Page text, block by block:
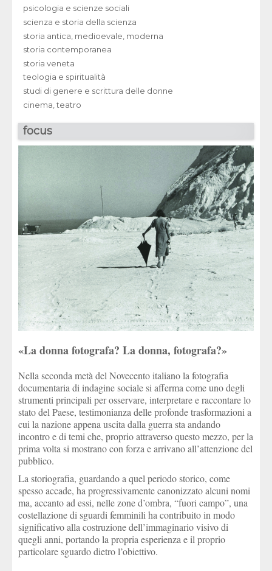
psicologia e scienze sociali
scienza e storia della scienza
storia antica, medioevale, moderna
storia contemporanea
storia veneta
teologia e spiritualità
studi di genere e scrittura delle donne
cinema, teatro
focus
«La donna fotografa? La donna, fotografa?»
Nella seconda metà del Novecento italiano la fotografia
documentaria di indagine sociale si afferma come uno degli
strumenti principali per osservare, interpretare e raccontare lo
stato del Paese, testimonianza delle profonde trasformazioni a
cui la nazione appena uscita dalla guerra sta andando
incontro e di temi che, proprio attraverso questo mezzo, per la
prima volta si mostrano con forza e arrivano all’attenzione del
pubblico.
La storiografia, guardando a quel periodo storico, come
spesso accade, ha progressivamente canonizzato alcuni nomi
ma, accanto ad essi, nelle zone d’ombra, “fuori campo”, una
costellazione di sguardi femminili ha contribuito in modo
significativo alla costruzione dell’immaginario visivo di
quegli anni, portando la propria esperienza e il proprio
particolare sguardo dietro l’obiettivo.